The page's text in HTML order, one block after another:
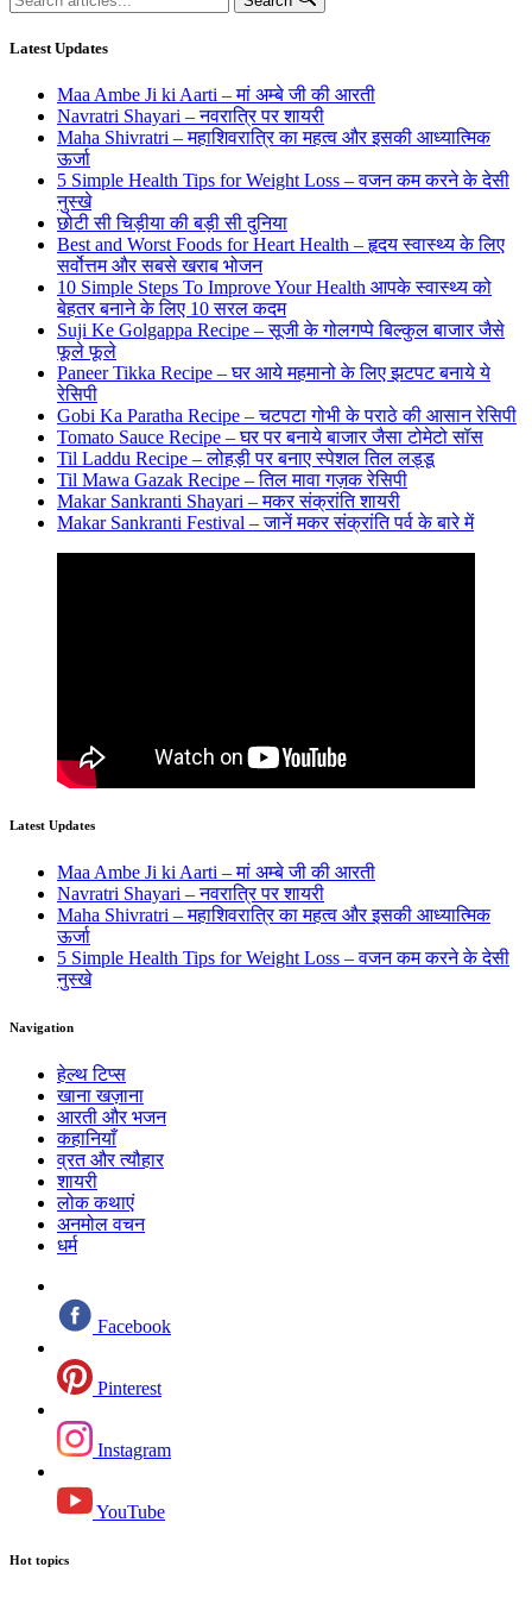
for:
Latest Updates
Maa Ambe Ji ki Aarti – मां अम्बे जी की आरती
Navratri Shayari – नवरात्रि पर शायरी
Maha Shivratri – महाशिवरात्रि का महत्व और इसकी आध्यात्मिक
ऊर्जा
5 Simple Health Tips for Weight Loss – वजन कम करने के देसी
नुस्खे
छोटी सी चिड़ीया की बड़ी सी दुनिया
Best and Worst Foods for Heart Health – हृदय स्वास्थ्य के लिए
सर्वोत्तम और सबसे खराब भोजन
10 Simple Steps To Improve Your Health आपके स्वास्थ्य को
बेहतर बनाने के लिए 10 सरल कदम
Suji Ke Golgappa Recipe – सूजी के गोलगप्पे बिल्कुल बाजार जैसे
फूले फूले
Paneer Tikka Recipe – घर आये महमानो के लिए झटपट बनाये ये
रेसिपी
Gobi Ka Paratha Recipe – चटपटा गोभी के पराठे की आसान रेसिपी
Tomato Sauce Recipe – घर पर बनाये बाजार जैसा टोमेटो सॉस
Til Laddu Recipe – लोहड़ी पर बनाए स्पेशल तिल लड्डू
Til Mawa Gazak Recipe – तिल मावा गज़क रेसिपी
Makar Sankranti Shayari – मकर संक्रांति शायरी
Makar Sankranti Festival – जानें मकर संक्रांति पर्व के बारे में
Latest Updates
Maa Ambe Ji ki Aarti – मां अम्बे जी की आरती
Navratri Shayari – नवरात्रि पर शायरी
Maha Shivratri – महाशिवरात्रि का महत्व और इसकी आध्यात्मिक
ऊर्जा
5 Simple Health Tips for Weight Loss – वजन कम करने के देसी
नुस्खे
Navigation
हेल्थ टिप्स
खाना खज़ाना
आरती और भजन
कहानियाँ
व्रत और त्यौहार
शायरी
लोक कथाएं
अनमोल वचन
धर्म
Facebook
Pinterest
Instagram
YouTube
Hot topics